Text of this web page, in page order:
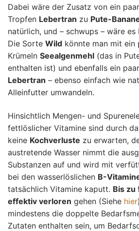
Dabei wäre der Zusatz von ein paar
Tropfen Lebertran zu Pute-
natürlich, und – schwups – wäre
Die Sorte Wild könnte man mit ein
Krümeln Seealgenmehl (das in
enthalten ist) und ebenfalls ein paar
Lebertran – ebenso einfach wie
Alleinfutter umwandeln.
Hinsichtlich Mengen- und
fettlöslicher Vitamine sind durch
keine Kochverluste zu erwarten,
austretende Wasser nimmt die
Substanzen auf und wird mit
bei den wasserlöslichen B-
tatsächlich Vitamine kaputt. Bis zu
effektiv verloren gehen (Siehe hier
mindestens die doppelte
Zutaten enthalten sein, um